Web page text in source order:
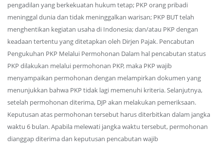
pengadilan yang berkekuatan hukum tetap; PKP orang pribadi
meninggal dunia dan tidak meninggalkan warisan; PKP BUT telah
menghentikan kegiatan usaha di Indonesia; dan/atau PKP dengan
keadaan tertentu yang ditetapkan oleh Dirjen Pajak. Pencabutan
Pengukuhan PKP Melalui Permohonan Dalam hal pencabutan status
PKP dilakukan melalui permohonan PKP, maka PKP wajib
menyampaikan permohonan dengan melampirkan dokumen yang
menunjukkan bahwa PKP tidak lagi memenuhi kriteria. Selanjutnya,
setelah permohonan diterima, DJP akan melakukan pemeriksaan.
Keputusan atas permohonan tersebut harus diterbitkan dalam jangka
waktu 6 bulan. Apabila melewati jangka waktu tersebut, permohonan
dianggap diterima dan keputusan pencabutan wajib